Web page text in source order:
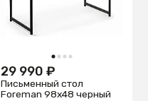
1 2 3 4
29 990 ₽
Письменный стол
Foreman 98x48 черный